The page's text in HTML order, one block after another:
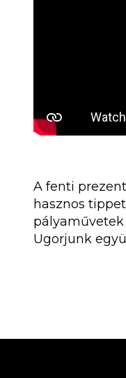
A fenti
hasznos
pályaművetek
Ugorjunk